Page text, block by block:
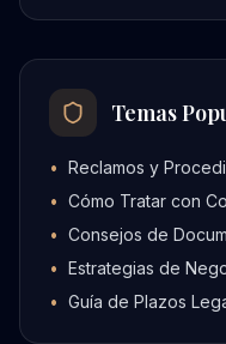
Temas
• Reclamos y
• Cómo Tratar con
• Consejos de
• Estrategias de
• Guía de Plazos